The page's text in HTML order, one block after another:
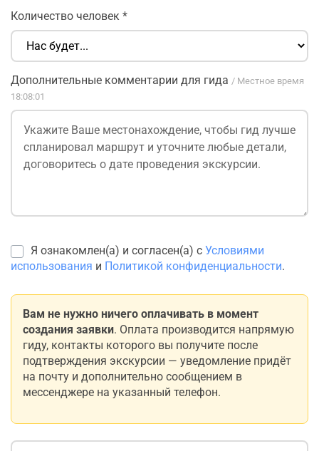
Количество человек *
Дополнительные комментарии для гида / Местное время
18:08:01
Я ознакомлен(а) и согласен(а) с Условиями
использования и Политикой конфиденциальности.
Вам не нужно ничего оплачивать в момент
создания заявки. Оплата производится напрямую
гиду, контакты которого вы получите после
подтверждения экскурсии — уведомление придёт
на почту и дополнительно сообщением в
мессенджере на указанный телефон.